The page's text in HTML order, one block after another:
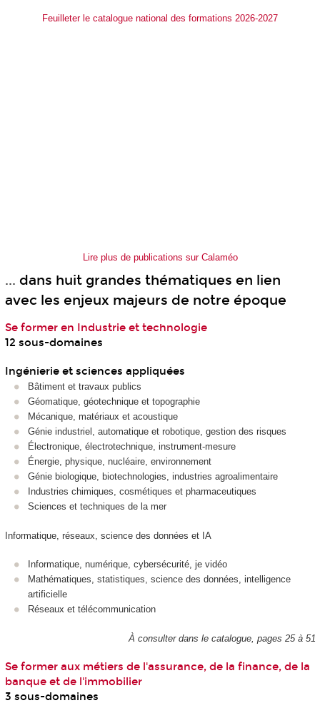
Feuilleter le catalogue national des formations 2026-2027
Lire plus de publications sur Calaméo
... dans huit grandes thématiques en lien
avec les enjeux majeurs de notre époque
Se former en Industrie et technologie
12 sous-domaines
Ingénierie et sciences appliquées
Bâtiment et travaux publics
Géomatique, géotechnique et topographie
Mécanique, matériaux et acoustique
Génie industriel, automatique et robotique, gestion des risques
Électronique, électrotechnique, instrument-mesure
Énergie, physique, nucléaire, environnement
Génie biologique, biotechnologies, industries agroalimentaire
Industries chimiques, cosmétiques et pharmaceutiques
Sciences et techniques de la mer
Informatique, réseaux, science des données et IA
Informatique, numérique, cybersécurité, je vidéo
Mathématiques, statistiques, science des données, intelligence
artificielle
Réseaux et télécommunication
À consulter dans le catalogue, pages 25 à 51
Se former aux métiers de l'assurance, de la finance, de la
banque et de l'immobilier
3 sous-domaines